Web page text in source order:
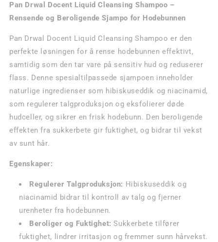
Pan Drwal Docent Liquid Cleansing Shampoo –
Rensende og Beroligende Sjampo for Hodebunnen
Pan Drwal Docent Liquid Cleansing Shampoo er den
perfekte løsningen for å rense hodebunnen effektivt,
samtidig som den tar vare på sensitiv hud og reduserer
flass. Denne spesialtilpassede sjampoen inneholder
naturlige ingredienser som hibiskuseddik og niacinamid,
som regulerer talgproduksjon og eksfolierer døde
hudceller, og sikrer en frisk hodebunn. Den beroligende
effekten fra sukkerbete gir fuktighet, og bidrar til vekst
av sunt hår.
Egenskaper:
Regulerer Talgproduksjon: Hibiskuseddik og
niacinamid bidrar til kontroll av talg og fjerner
urenheter fra hodebunnen.
Beroliger og Fuktighet: Sukkerbete tilfører
fuktighet, lindrer irritasjon og fremmer sunn hårvekst.